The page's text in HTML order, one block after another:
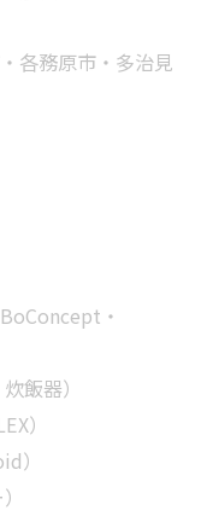
各務原市・多治見
・
飯器）
）
）